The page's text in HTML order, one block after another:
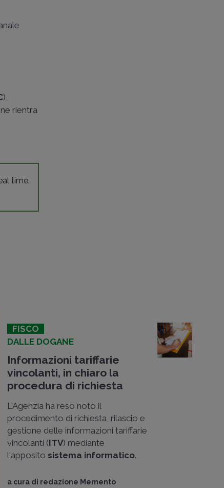
),
rientra
time,
FISCO
DALLE DOGANE
Informazioni tariffarie
vincolanti, in chiaro la
procedura di richiesta
L'Agenzia ha reso noto il
procedimento di richiesta, rilascio e
gestione delle informazioni tariffarie
vincolanti (ITV) mediante
l'apposito sistema informatico.
a cura di redazione Memento